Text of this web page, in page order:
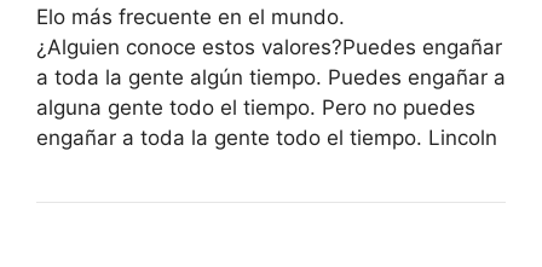
Elo más frecuente en el mundo.
¿Alguien conoce estos valores?Puedes engañar
a toda la gente algún tiempo. Puedes engañar a
alguna gente todo el tiempo. Pero no puedes
engañar a toda la gente todo el tiempo. Lincoln